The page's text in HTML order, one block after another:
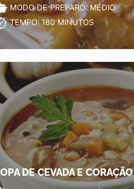
MODO DE PREPARO: MÉDIO
TEMPO: 180 MINUTOS
DE CEVADA E CORAÇÃO